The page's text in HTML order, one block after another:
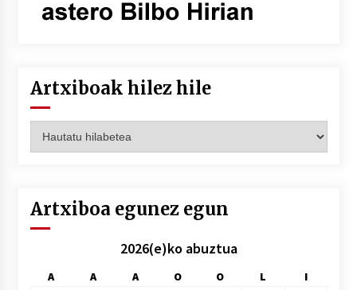
Artxiboak hilez hile
hilez
Artxiboa egunez egun
2026(e)ko abuztua
A A A O O L
I